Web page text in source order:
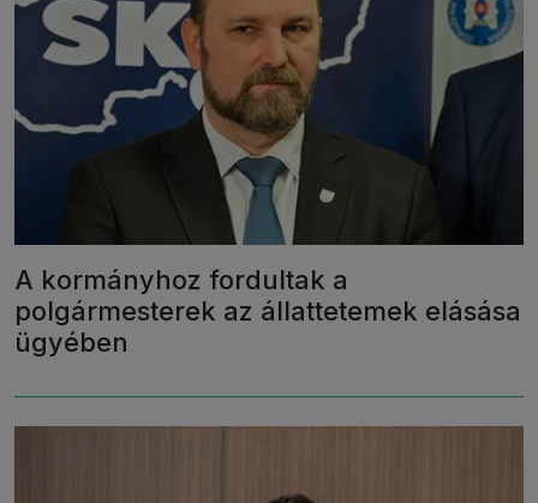
A kormányhoz fordultak a
polgármesterek az állattetemek elásása
ügyében